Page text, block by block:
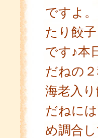
ですよ
たり餃
です♪本
だねの
海老入
だねに
め調合